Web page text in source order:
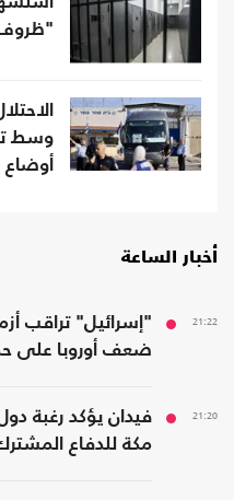
"ظروف
وسط
أوضاع
أخبار الساعة
21:22
"إسرائيل" تراقب
ضعف أوروبا على
21:20
فيدان يؤكد رغبة
مكة للدفاع